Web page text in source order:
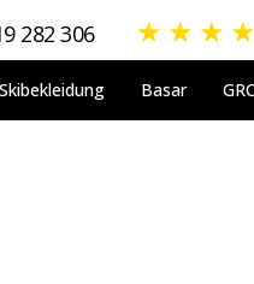
282 306 ★ ★ ★ ★
Skibekleidung Basar